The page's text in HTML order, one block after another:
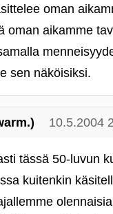
oman
oman aikamme
sen näköisiksi.
10.5.2004
tässä 50-luvun
kuitenkin
olennaisia